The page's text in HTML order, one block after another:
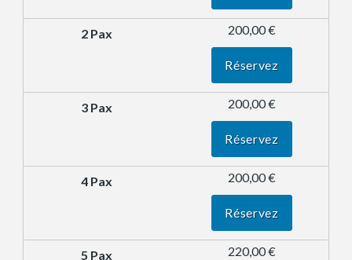
200,00 €
Réservez
200,00 €
Réservez
200,00 €
Réservez
220,00 €